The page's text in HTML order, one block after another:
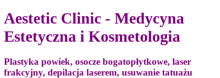
Aestetic Clinic - Medycyna
Estetyczna i Kosmetologia
Plastyka powiek, osocze bogatopłytkowe, laser
frakcyjny, depilacja laserem, usuwanie tatuażu